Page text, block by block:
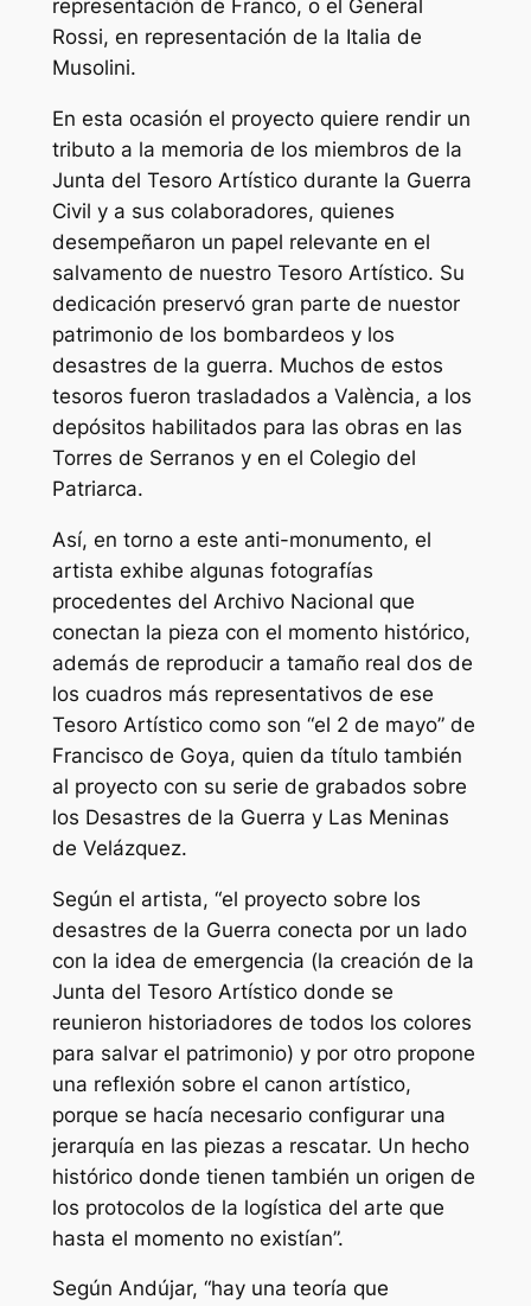
representación de Franco, o el General
Rossi, en representación de la Italia de
Musolini.
En esta ocasión el proyecto quiere rendir un
tributo a la memoria de los miembros de la
Junta del Tesoro Artístico durante la Guerra
Civil y a sus colaboradores, quienes
desempeñaron un papel relevante en el
salvamento de nuestro Tesoro Artístico. Su
dedicación preservó gran parte de nuestor
patrimonio de los bombardeos y los
desastres de la guerra. Muchos de estos
tesoros fueron trasladados a València, a los
depósitos habilitados para las obras en las
Torres de Serranos y en el Colegio del
Patriarca.
Así, en torno a este anti-monumento, el
artista exhibe algunas fotografías
procedentes del Archivo Nacional que
conectan la pieza con el momento histórico,
además de reproducir a tamaño real dos de
los cuadros más representativos de ese
Tesoro Artístico como son “el 2 de mayo” de
Francisco de Goya, quien da título también
al proyecto con su serie de grabados sobre
los Desastres de la Guerra y Las Meninas
de Velázquez.
Según el artista, “el proyecto sobre los
desastres de la Guerra conecta por un lado
con la idea de emergencia (la creación de la
Junta del Tesoro Artístico donde se
reunieron historiadores de todos los colores
para salvar el patrimonio) y por otro propone
una reflexión sobre el canon artístico,
porque se hacía necesario configurar una
jerarquía en las piezas a rescatar. Un hecho
histórico donde tienen también un origen de
los protocolos de la logística del arte que
hasta el momento no existían”.
Según Andújar, “hay una teoría que